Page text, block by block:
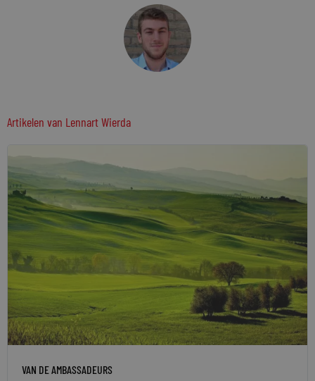
Artikelen van Lennart Wierda
VAN DE AMBASSADEURS